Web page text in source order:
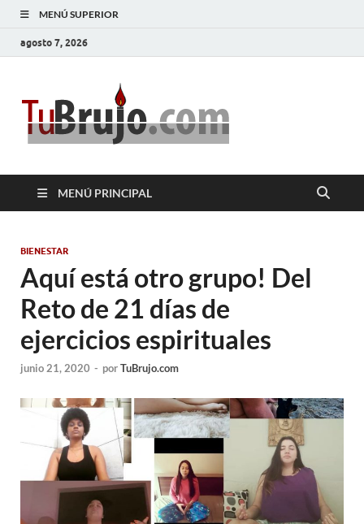
MENÚ SUPERIOR
agosto 7, 2026
MENÚ PRINCIPAL
BIENESTAR
Aquí está otro grupo! Del
Reto de 21 días de
ejercicios espirituales
junio 21, 2020 - porTuBrujo.com